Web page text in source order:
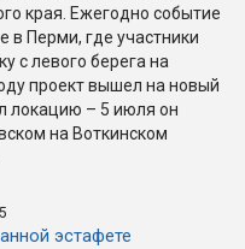
края. Ежегодно событие
в Перми, где участники
с левого берега на
проект вышел на новый
локацию – 5 июля он
на Воткинском
эстафете